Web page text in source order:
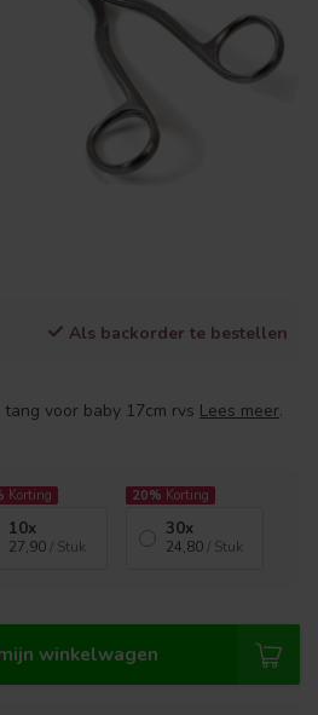
Als backorder te bestellen
voor baby 17cm rvs Lees meer.
Korting
10x
27,90 / Stuk
20% Korting
30x
24,80 / Stuk
winkelwagen